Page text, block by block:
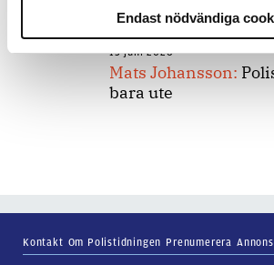
Endast nödvändiga
15 juni 2026
Mats Johansson:
bara ute
Kontakt Om Polistidningen Prenumerera